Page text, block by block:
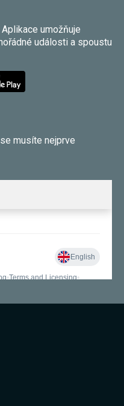
umožňuje
události a spoustu
musíte nejprve